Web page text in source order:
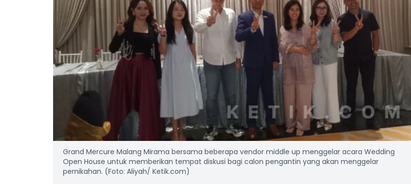
Grand Mercure Malang Mirama bersama beberapa vendor middle up menggelar acara Wedding
Open House untuk memberikan tempat diskusi bagi calon pengantin yang akan menggelar
pernikahan. (Foto: Aliyah/ Ketik.com)